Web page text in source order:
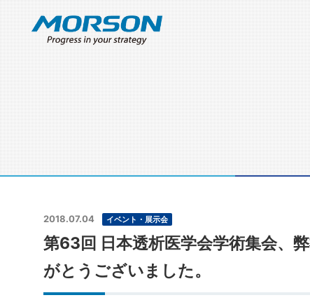
2018.07.04 イベント・展示会
第63回 日本透析医学会学術集会、
がとうございました。